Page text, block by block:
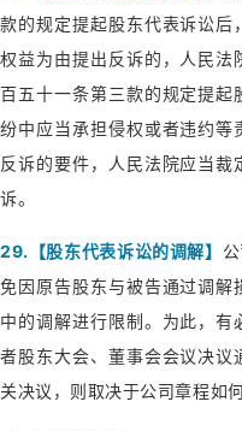
款的规定提起股东代表诉讼后
权益为由提出反诉的，人民法
百五十一条第三款的规定提
纷中应当承担侵权或者违约等
反诉的要件，人民法院应当
诉。
29.【股东代表诉讼的调解】
免因原告股东与被告通过调解
中的调解进行限制。为此，
者股东大会、董事会会议决议
关决议，则取决于公司章程如何